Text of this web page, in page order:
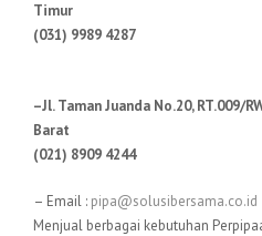
Timur
(031) 9989 4287
–Jl. Taman Juanda No.20, RT.009/
Barat
(021) 8909 4244
– Email : pipa@solusibersama.co.id
Menjual berbagai kebutuhan